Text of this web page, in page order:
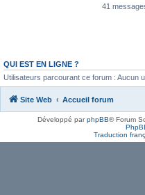
41
QUI EST EN LIGNE ?
Utilisateurs parcourant ce forum : Aucun
Site Web Accueil forum
Développé parphpBB® Forum
Traduction